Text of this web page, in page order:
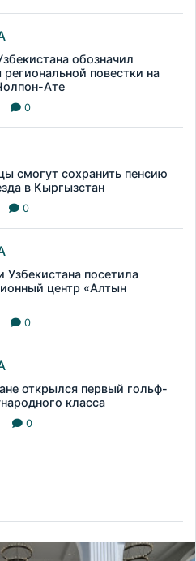
обозначил
повестки на
Ате
0
смогут сохранить пенсию
в Кыргызстан
0
Узбекистана посетила
центр «Алтын
0
открылся первый гольф-
класса
0